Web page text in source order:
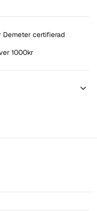
Demeter certifierad
1000kr